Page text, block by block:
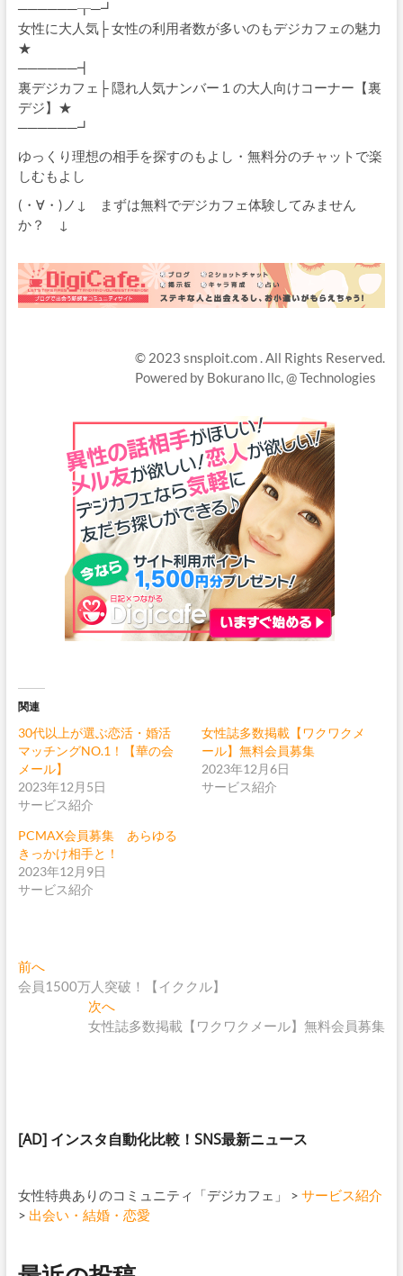
──────┰─┛
女性に大人気├ 女性の利用者数が多いのもデジカフェの魅力
★
──────┫
裏デジカフェ├ 隠れ人気ナンバー１の大人向けコーナー【裏
デジ】★
──────┛
ゆっくり理想の相手を探すのもよし・無料分のチャットで楽
しむもよし
(・∀・)ノ↓ まずは無料でデジカフェ体験してみません
か？ ↓
© 2023snsploit.com. All Rights Reserved.
Powered by Bokurano llc,@ Technologies
関連
30代以上が選ぶ恋活・婚活
マッチングNO.1！【華の会
メール】
2023年12月5日
サービス紹介
女性誌多数掲載【ワクワクメ
ール】無料会員募集
2023年12月6日
サービス紹介
PCMAX会員募集 あらゆる
きっかけ相手と！
2023年12月9日
サービス紹介
投
稿
シ
ン
前へ過
去
会員1500万人突破！【イククル】
次へ
の
女性誌多数掲載【ワクワクメール】無料会員募集
[AD] インスタ自動化比較！SNS最新ニュース
女性特典ありのコミュニティ「デジカフェ」 > サービス紹介
> 出会い・結婚・恋愛